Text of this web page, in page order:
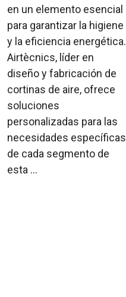
en un elemento esencial
para garantizar la higiene
y la eficiencia energética.
Airtècnics, líder en
diseño y fabricación de
cortinas de aire, ofrece
soluciones
personalizadas para las
necesidades específicas
de cada segmento de
esta ...